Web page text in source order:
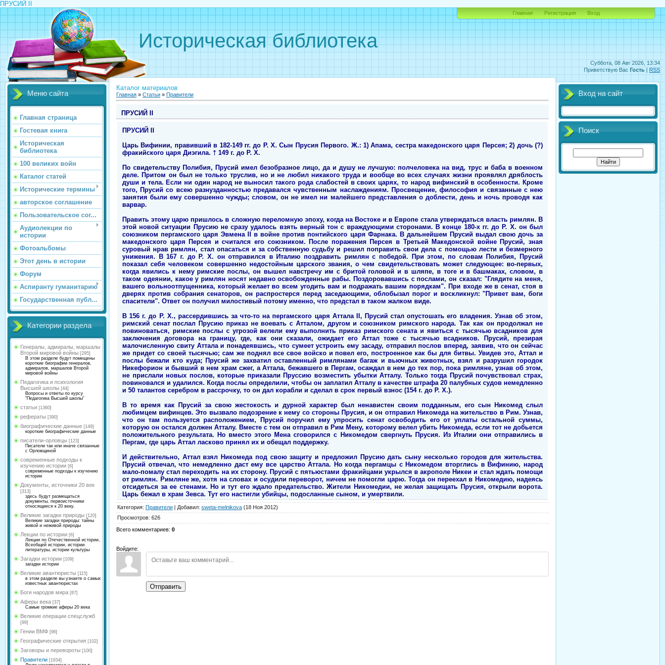
ПРУСИЙ II
Суббота, 08 Авг 2026, 13:34
Приветствую Вас Гость | RSS
Историческая библиотека
Главная Регистрация Вход
Меню сайта
Главная страница
Гостевая книга
Историческая
библиотека
100 великих войн
Каталог статей
Исторические термины
авторское соглашение
Пользовательское сог...
Аудиолекции по
истории
Фотоальбомы
Этот день в истории
Форум
Аспиранту гуманитарию
Государственная публ...
Категории раздела
Генералы, адмиралы, маршалы
Второй мировой войны [295]
В этом разделе будут помещены
короткие биографии генералов,
адмиралов, маршалов Второй
мировой войны
Педагогика и психология
Высшей школы [44]
Вопросы и ответы по курсу
"Педагогика Высшей школы"
статьи [1360]
рефераты [390]
биографические данные [149]
короткие биографические данные
писатели-орловцы [123]
Писатели так или иначе связанные
с Орловщиной
современные подходы к
изучению истории [6]
современные подходы к изучению
истории
Документы, источники 20 век
[313]
здесь будут размещаться
документы, первоисточники
относящиеся к 20 веку.
Великие загадки природы [120]
Великие загадки природы: тайны
живой и неживой природы
Лекции по истории [6]
Лекции по Отечественной истории,
Всеобщей истории, истории
литературы, истории культуры
Загадки истории [109]
загадки истории
Великие авантюристы [115]
в этом разделе вы узнаете о самых
известных авантюристах
Боги народов мира [87]
Аферы века [37]
Самые громкие аферы 20 века
Великие операции спецслужб
[99]
Гении ВМФ [96]
Географические открытия [102]
Заговоры и перевороты [100]
Правители [1934]
Каталог материалов
Главная » Статьи » Правители
ПРУСИЙ II
ПРУСИЙ II
Царь Вифинии, правивший в 182-149 гг. до Р. Х. Сын Прусия Первого. Ж.: 1) Апама, сестра македонского царя Персея; 2) дочь (?)
фракийского царя Диэгила. † 149 г. до Р. Х.
По свидетельству Полибия, Прусий имел безобразное лицо, да и душу не лучшую: полчеловека на вид, трус и баба в военном
деле. Притом он был не только труслив, но и не любил никакого труда и вообще во всех случаях жизни проявлял дряблость
души и тела. Если ни один народ не выносил такого рода слабостей в своих царях, то народ вифинский в особенности. Кроме
того, Прусий со всею разнузданностью предавался чувственным наслаждениям. Просвещение, философия и связанные с нею
занятия были ему совершенно чужды; словом, он не имел ни малейшего представления о доблести, день и ночь проводя как
варвар.
Править этому царю пришлось в сложную переломную эпоху, когда на Востоке и в Европе стала утверждаться власть римлян. В
этой новой ситуации Прусию не сразу удалось взять верный тон с враждующими сторонами. В конце 180-х гг. до Р. Х. он был
союзником пергамского царя Эвмена II в войне против понтийского царя Фарнака. В дальнейшем Прусий выдал свою дочь за
македонского царя Персея и считался его союзником. После поражения Персея в Третьей Македонской войне Прусий, зная
суровый нрав римлян, стал опасаться и за собственную судьбу и решил поправить свои дела с помощью лести и безмерного
унижения. В 167 г. до Р. Х. он отправился в Италию поздравить римлян с победой. При этом, по словам Полибия, Прусий
показал себя человеком совершенно недостойным царского звания, о чем свидетельствовать может следующее: во-первых,
когда явились к нему римские послы, он вышел навстречу им с бритой головой и в шляпе, в тоге и в башмаках, словом, в
таком одеянии, какое у римлян носят недавно освобожденные рабы. Поздоровавшись с послами, он сказал: "Глядите на меня,
вашего вольноотпущенника, который желает во всем угодить вам и подражать вашим порядкам". При входе же в сенат, стоя в
дверях против собрания сенаторов, он распростерся перед заседающими, облобызал порог и воскликнул: "Привет вам, боги
спасители". Ответ он получил милостивый потому именно, что предстал в таком жалком виде.
В 156 г. до Р. Х., рассердившись за что-то на пергамского царя Аттала II, Прусий стал опустошать его владения. Узнав об этом,
римский сенат послал Прусию приказ не воевать с Атталом, другом и союзником римского народа. Так как он продолжал не
повиноваться, римские послы с угрозой велели ему выполнить приказ римского сената и явиться с тысячью всадников для
заключения договора на границу, где, как они сказали, ожидает его Аттал тоже с тысячью всадников. Прусий, презирая
малочисленную свиту Аттала и понадеявшись, что сумеет устроить ему засаду, отправил послов вперед, заявив, что он сейчас
же придет со своей тысячью; сам же поднял все свое войско и повел его, построенное как бы для битвы. Увидев это, Аттал и
послы бежали кто куда; Прусий же захватил оставленный римлянами багаж и вьючных животных, взял и разрушил городок
Никефорион и бывший в нем храм сжег, а Аттала, бежавшего в Пергам, осаждал в нем до тех пор, пока римляне, узнав об этом,
не прислали новых послов, которые приказали Пруссию возместить убытки Атталу. Только тогда Прусий почувствовал страх,
повиновался и удалился. Когда послы определили, чтобы он заплатил Атталу в качестве штрафа 20 палубных судов немедленно
и 50 талантов серебром в рассрочку, то он дал корабли и сделал в срок первый взнос (154 г. до Р. Х.).
В то время как Прусий за свою жестокость и дурной характер был ненавистен своим подданным, его сын Никомед слыл
любимцем вифинцев. Это вызвало подозрение к нему со стороны Прусия, и он отправил Никомеда на жительство в Рим. Узнав,
что он там пользуется расположением, Прусий поручил ему упросить сенат освободить его от уплаты остальной суммы,
которую он остался должен Атталу. Вместе с тем он отправил в Рим Мену, которому велел убить Никомеда, если тот не добьется
положительного результата. Но вместо этого Мена сговорился с Никомедом свергнуть Прусия. Из Италии они отправились в
Пергам, где царь Аттал ласково принял их и обещал поддержку.
И действительно, Аттал взял Никомеда под свою защиту и предложил Прусию дать сыну несколько городов для жительства.
Прусий отвечал, что немедленно даст ему все царство Аттала. Но когда пергамцы с Никомедом вторглись в Вифинию, народ
мало-помалу стал переходить на их сторону. Прусий с пятьюстами фракийцами укрылся в акрополе Никеи и стал ждать помощи
от римлян. Римляне же, хотя на словах и осудили переворот, ничем не помогли царю. Тогда он переехал в Никомедию, надеясь
отсидеться за ее стенами. Но и тут его ждало предательство. Жители Никомедии, не желая защищать Прусия, открыли ворота.
Царь бежал в храм Зевса. Тут его настигли убийцы, подосланные сыном, и умертвили.
Категория: Правители | Добавил: sweta-melnikova (18 Ноя 2012)
Просмотров: 626
Всего комментариев: 0
Войдите:
Отправить
Вход на сайт
Поиск